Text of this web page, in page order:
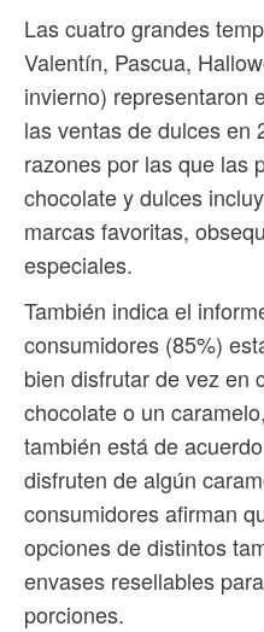
Las cuatro grandes
Valentín, Pascua,
invierno) representaron
las ventas de dulces en
razones por las que las
chocolate y dulces
marcas favoritas,
especiales.
También indica el
consumidores (85%)
bien disfrutar de vez en
chocolate o un
también está de
disfruten de algún
consumidores afirman
opciones de distintos
envases resellables
porciones.